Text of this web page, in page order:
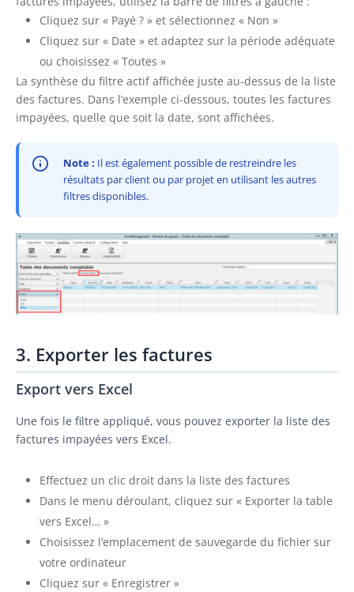
Cliquez sur « Payé ? » et sélectionnez « Non »
Cliquez sur « Date » et adaptez sur la période adéquate
ou choisissez « Toutes »
La synthèse du filtre actif affichée juste au-dessus de la liste
des factures. Dans l’exemple ci-dessous, toutes les factures
impayées, quelle que soit la date, sont affichées.
Note : Il est également possible de restreindre les
résultats par client ou par projet en utilisant les autres
filtres disponibles.
3. Exporter les factures
Export vers Excel
Une fois le filtre appliqué, vous pouvez exporter la liste des
factures impayées vers Excel.
Effectuez un clic droit dans la liste des factures
Dans le menu déroulant, cliquez sur « Exporter la table
vers Excel… »
Choisissez l’emplacement de sauvegarde du fichier sur
votre ordinateur
Cliquez sur « Enregistrer »